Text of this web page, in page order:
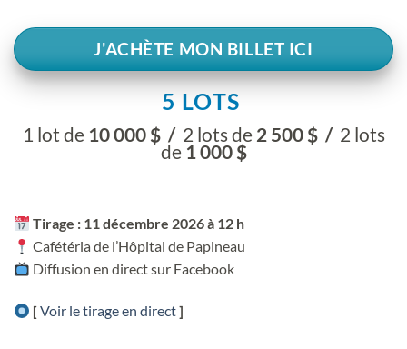
J'ACHÈTE MON BILLET ICI
5 LOTS
1 lot de 10 000 $ / 2 lots de 2 500 $ / 2 lots
de 1 000 $
Tirage : 11 décembre 2026 à 12 h
Cafétéria de l’Hôpital de Papineau
Diffusion en direct sur Facebook
[Voir le tirage en direct]